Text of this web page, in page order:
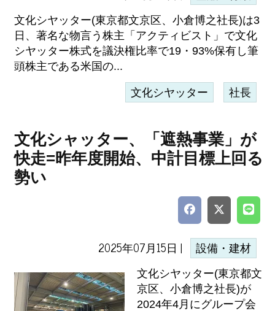
文化シヤッター(東京都文京区、小倉博之社長)は3
日、著名な物言う株主「アクティビスト」で文化
シヤッター株式を議決権比率で19・93%保有し筆
頭株主である米国の...
文化シヤッター 社長
文化シャッター、「遮熱事業」が
快走=昨年度開始、中計目標上回る
勢い
2025年07月15日 | 設備・建材
文化シヤッター(東京都文
京区、小倉博之社長)が
2024年4月にグループ会